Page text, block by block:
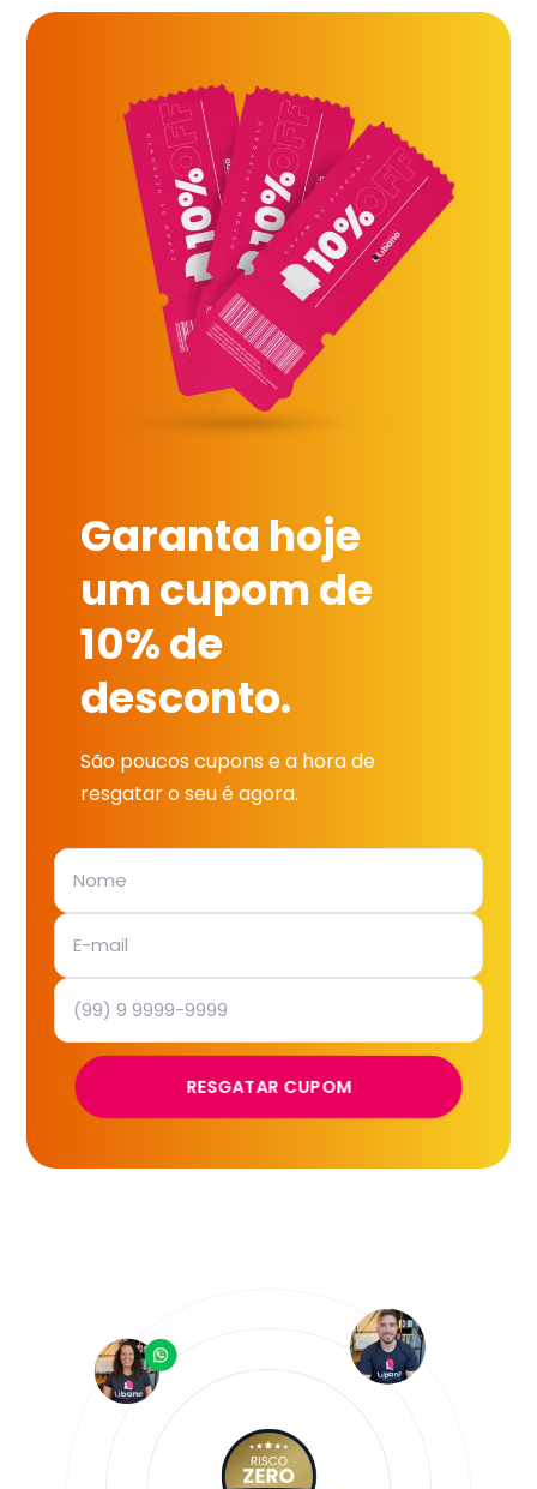
Garanta hoje
um cupom de
10% de
desconto.
São poucos cupons e a hora de
resgatar o seu é agora.
RESGATAR CUPOM